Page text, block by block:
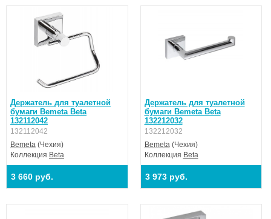
Держатель для туалетной
бумаги Bemeta Beta
132112042
132112042
Bemeta (Чехия)
Коллекция Beta
3 660 руб.
Держатель для туалетной
бумаги Bemeta Beta
132212032
132212032
Bemeta(Чехия)
Коллекция Beta
3 973 руб.